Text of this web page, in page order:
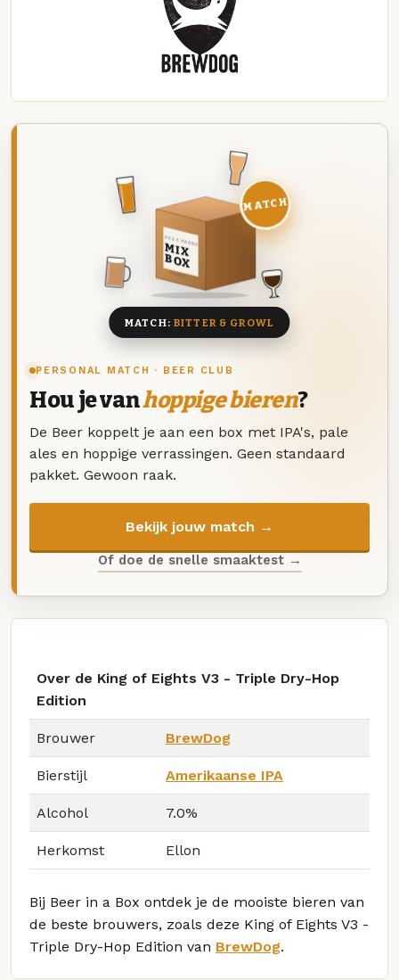
PERSONAL MATCH · BEER CLUB
Hou je vanhoppige bieren?
De Beer koppelt je aan een box met IPA's, pale
ales en hoppige verrassingen. Geen standaard
pakket. Gewoon raak.
Bekijk jouw match →
Of doe de snelle smaaktest →
DEZE MAAND
MIX
BOX
8 BIEREN
MATCH
MATCH: BITTER & GROWL
Over de King of Eights V3 - Triple Dry-Hop
Edition
Brouwer BrewDog
Bierstijl Amerikaanse IPA
Alcohol 7.0%
Herkomst Ellon
Bij Beer in a Box ontdek je de mooiste bieren van
de beste brouwers, zoals deze King of Eights V3 -
Triple Dry-Hop Edition van BrewDog.